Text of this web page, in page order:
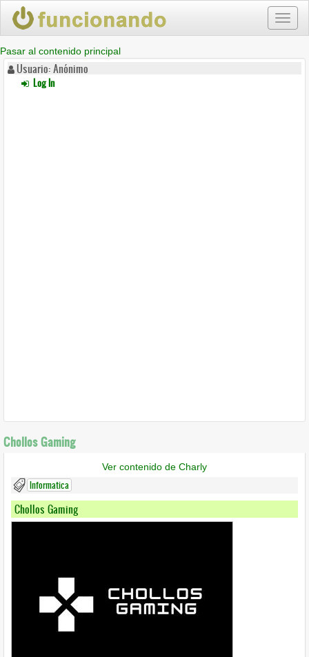
Pasar al contenido principal
Usuario: Anónimo
Log In
Chollos Gaming
Ver contenido de Charly
Informatica
Chollos Gaming